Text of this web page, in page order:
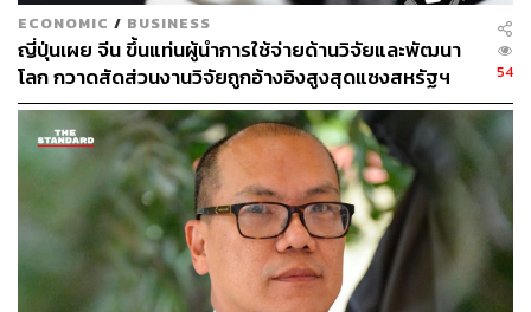
1. การบังคับให้เอกสารคำของบประมาณจากฝ่ายบริหารต้อง
จัดทำในรูปแบบข้อมูลดิจิทัลที่คอมพิวเตอร์อ่านได้ (Machine
Readable) เพื่อให้ระบบปัญญาประดิษฐ์สามารถวิเคราะห์
ข้อมูลต่อได้
2. จากนั้นระบบจะทำหน้าที่แจ้งเตือน (Red Flag) หากพบการ
กำหนดสเปกที่จำกัดแคบจนเกินไป
3. การเปรียบเทียบราคาจัดซื้อที่แพงกว่าปกติเมื่อเทียบกับฐาน
ข้อมูลในอดีต
ECONOMIC / BUSINESS
ญี่ปุ่นเผย จีน ขึ้นแท่นผู้นำการใช้จ่ายด้านวิจัยและพัฒนา
โลก กวาดสัดส่วนงานวิจัยถูกอ้างอิงสูงสุดแซงสหรัฐฯ
54